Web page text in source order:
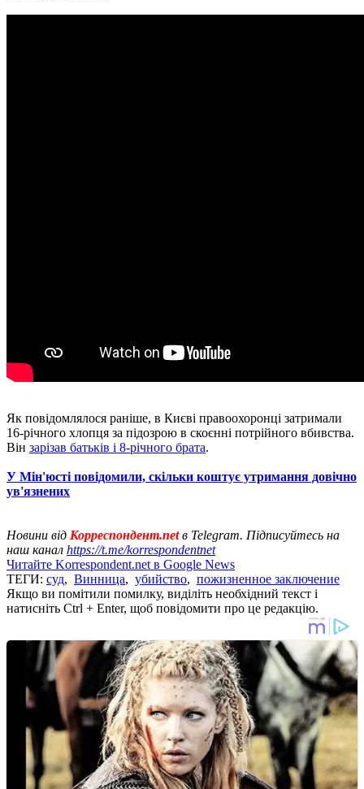
Як повідомлялося раніше, в Києві правоохоронці затримали
16-річного хлопця за підозрою в скоєнні потрійного вбивства.
Він зарізав батьків і 8-річного брата.
У Мін'юсті повідомили, скільки коштує утримання довічно
ув'язнених
Новини від Корреспондент.netв Telegram. Підписуйтесь на
наш канал https://t.me/korrespondentnet
Читайте Korrespondent.net в Google News
ТЕГИ: суд, Винница, убийство, пожизненное заключение
Якщо ви помітили помилку, виділіть необхідний текст і
натисніть Ctrl + Enter, щоб повідомити про це редакцію.